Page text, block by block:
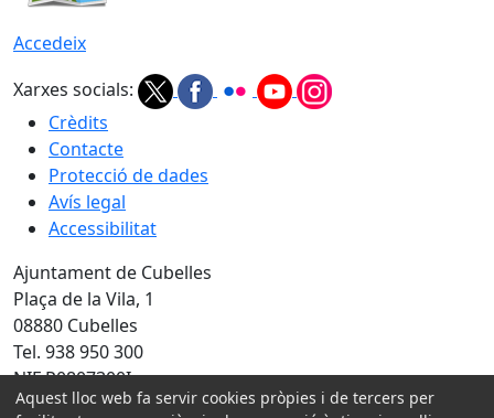
Accedeix
Xarxes socials:
Crèdits
Contacte
Protecció de dades
Avís legal
Accessibilitat
Ajuntament de Cubelles
Plaça de la Vila, 1
08880 Cubelles
Tel. 938 950 300
NIF P0807300I
Aquest lloc web fa servir cookies pròpies i de tercers per